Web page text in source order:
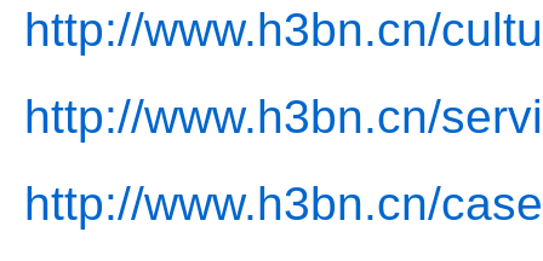
http://www.h3bn.cn/
http://www.h3bn.cn/
http://www.h3bn.cn/